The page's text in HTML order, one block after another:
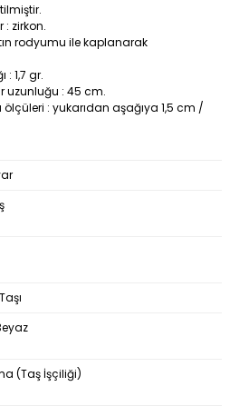
: zirkon.
rodyumu ile kaplanarak
: 1,7 gr.
uzunluğu : 45 cm.
: yukarıdan aşağıya 1,5 cm /
(Taş İşçiliği)